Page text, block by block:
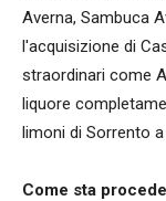
Averna, Sambuca
l'acquisizione di
straordinari come
liquore
limoni di Sorrento
Come sta